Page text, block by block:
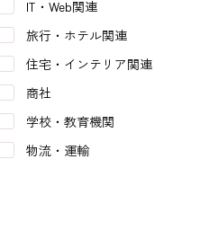
IT・Web関連
旅行・ホテル関連
住宅・インテリア関連
商社
学校・教育機関
物流・運輸